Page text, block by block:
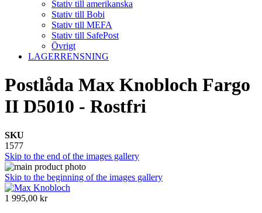
Stativ till amerikanska
Stativ till Bobi
Stativ till MEFA
Stativ till SafePost
Övrigt
LAGERRENSNING
Postlåda Max Knobloch Fargo
II D5010 - Rostfri
SKU
1577
Skip to the end of the images gallery
Skip to the beginning of the images gallery
1 995,00 kr